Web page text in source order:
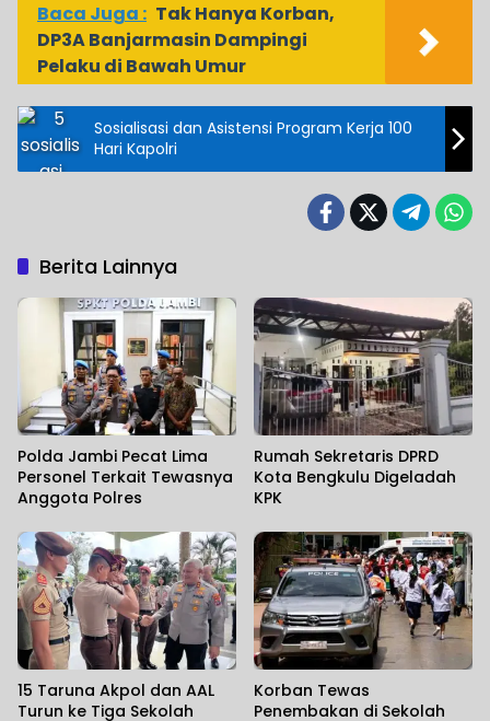
Baca Juga : Tak Hanya Korban,
DP3A Banjarmasin Dampingi
Pelaku di Bawah Umur
Sosialisasi dan Asistensi Program Kerja 100
Hari Kapolri
Berita Lainnya
Polda Jambi Pecat Lima
Personel Terkait Tewasnya
Anggota Polres
Rumah Sekretaris DPRD
Kota Bengkulu Digeladah
KPK
15 Taruna Akpol dan AAL
Turun ke Tiga Sekolah
Korban Tewas
Penembakan di Sekolah